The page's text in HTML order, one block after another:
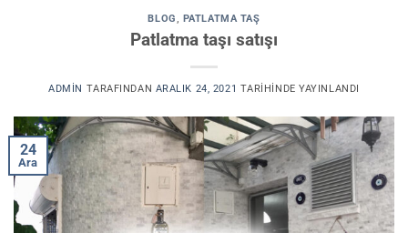
BLOG, PATLATMA TAŞ
Patlatma taşı satışı
ADMIN TARAFINDAN ARALIK 24, 2021 TARIHINDE YAYINLANDI
24
Ara